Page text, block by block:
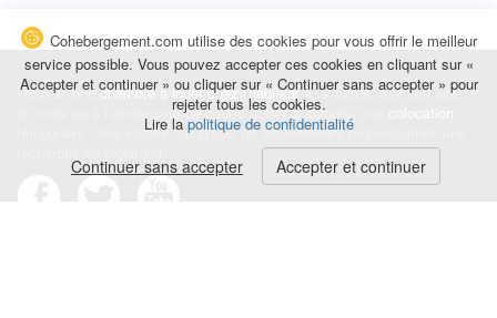
Trouvez unechambre à louer chez l'habitantà la nuitée, à la semaine,
au mois ou à l'année pour de courts et longs séjours, une
temporaire : des études, un stage, un déplacement professionnel, une
Cohebergement.com utilise des cookies pour vous offrir le meilleur
service possible. Vous pouvez accepter ces cookies en cliquant sur «
Accepter et continuer » ou cliquer sur « Continuer sans accepter » pour
rejeter tous les cookies.
Lire la politique de confidentialité
Continuer sans accepter Accepter et continuer